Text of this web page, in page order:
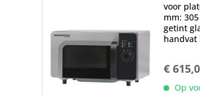
voor
mm:
getint
1
functie
€
Op